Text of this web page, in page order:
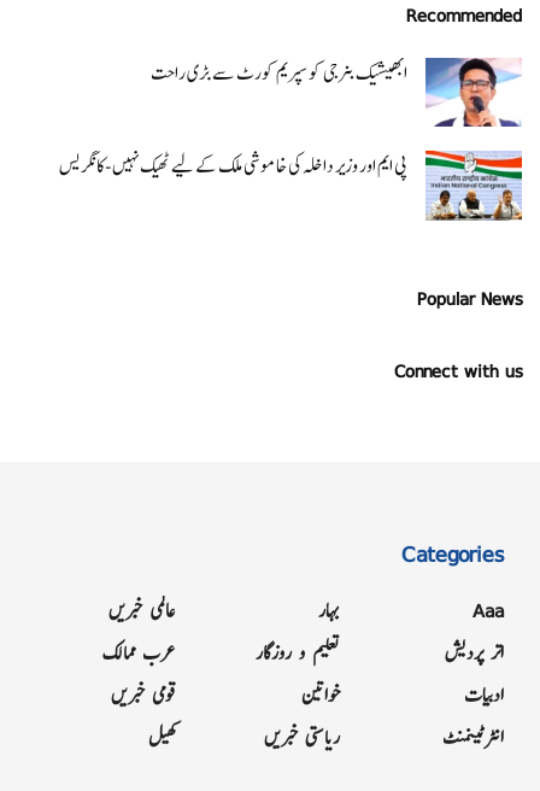
Recommended
ابھیشیک بنرجی کو سپریم کورٹ سے بڑی راحت
پی ایم اور وزیر داخلہ کی خاموشی ملک کے لیے ٹھیک نہیں-کانگریس
Popular News
Connect with us
Categories
Aaa
اتر پردیش
ادبیات
انٹرٹینمنٹ
بہار
تعلیم و روزگار
خواتین
ریاستی خبریں
عالمی خبریں
عرب ممالک
قومی خبریں
کھیل